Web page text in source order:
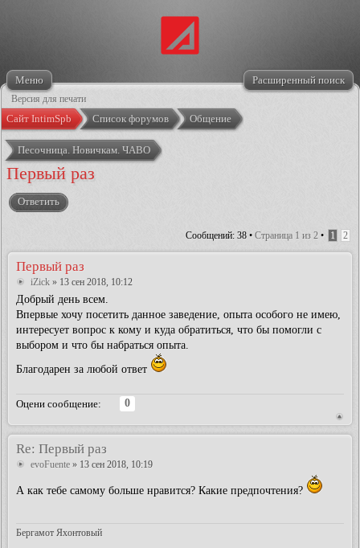
Меню Расширенный поиск
Версия для печати
Сайт IntimSpb Список форумов Общение
Песочница. Новичкам. ЧАВО
Первый раз
Ответить
Сообщений: 38 • Страница 1 из 2 • 1 2
Первый раз
iZick » 13 сен 2018, 10:12
Добрый день всем.
Впервые хочу посетить данное заведение, опыта особого не имею,
интересует вопрос к кому и куда обратиться, что бы помогли с
выбором и что бы набраться опыта.
Благодарен за любой ответ
Оцени сообщение:
0
Re: Первый раз
evoFuente » 13 сен 2018, 10:19
А как тебе самому больше нравится? Какие предпочтения?
Бергамот Яхонтовый